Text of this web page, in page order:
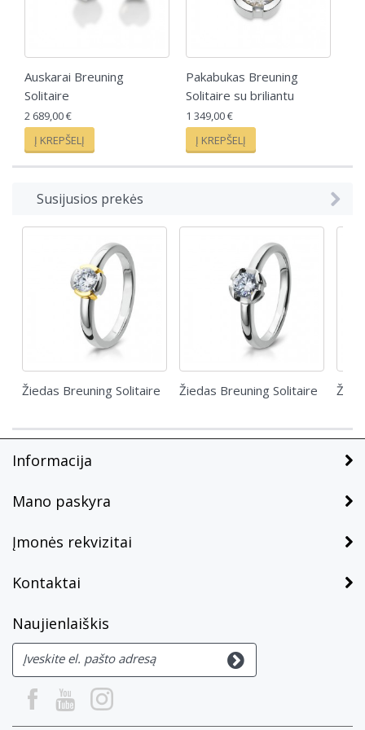
Auskarai Breuning
Solitaire
2 689,00 €
Į KREPŠELĮ
Pakabukas Breuning
Solitaire su briliantu
1 349,00 €
Į KREPŠELĮ
Susijusios prekės
Žiedas Breuning Solitaire Žiedas Breuning Solitaire
Informacija
Mano paskyra
Įmonės rekvizitai
Kontaktai
Naujienlaiškis